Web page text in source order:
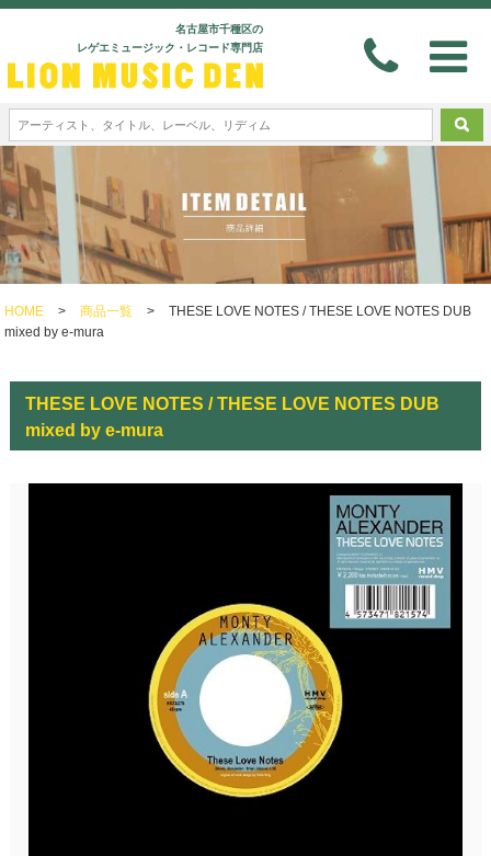
名古屋市千種区の
レゲエミュージック・レコード専門店
HOME > 商品一覧 >
THESE LOVE NOTES / THESE LOVE NOTES DUB
mixed by e-mura
THESE LOVE NOTES / THESE LOVE NOTES DUB
mixed by e-mura